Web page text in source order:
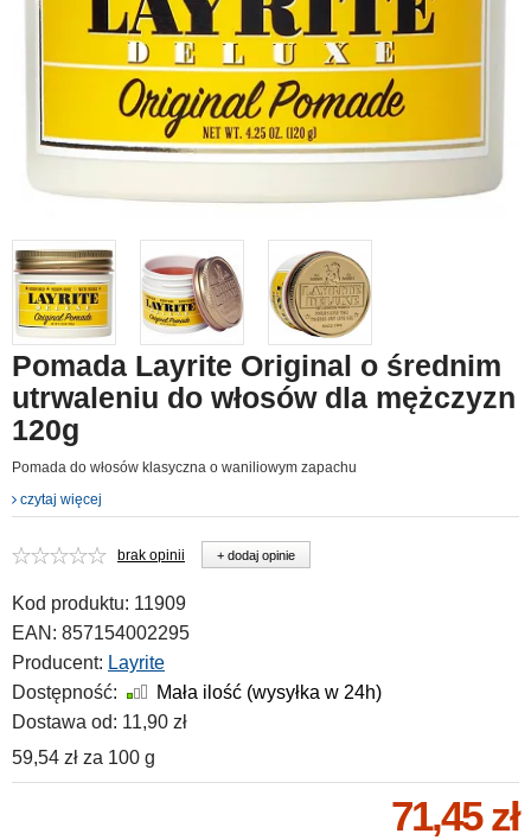
Pomada Layrite Original o średnim
utrwaleniu do włosów dla mężczyzn
120g
Pomada do włosów klasyczna o waniliowym zapachu
czytaj więcej
brak opinii + dodaj opinie
Kod produktu: 11909
EAN: 857154002295
Producent: Layrite
Dostępność:
Mała ilość (wysyłka w 24h)
Dostawa od: 11,90 zł
59,54 zł za 100 g
71,45 zł